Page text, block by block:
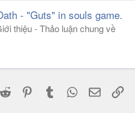
- "Guts" in souls game.
thiệu - Thảo luận chung về
Reddit PinterestTumblr WhatsApp
Email